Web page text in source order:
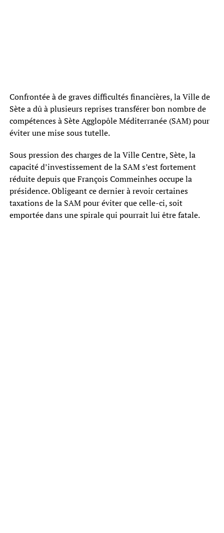
Confrontée à de graves difficultés financières, la Ville de
Sète a dû à plusieurs reprises transférer bon nombre de
compétences à Sète Agglopôle Méditerranée (SAM) pour
éviter une mise sous tutelle.
Sous pression des charges de la Ville Centre, Sète, la
capacité d’investissement de la SAM s’est fortement
réduite depuis que François Commeinhes occupe la
présidence. Obligeant ce dernier à revoir certaines
taxations de la SAM pour éviter que celle-ci, soit
emportée dans une spirale qui pourrait lui être fatale.